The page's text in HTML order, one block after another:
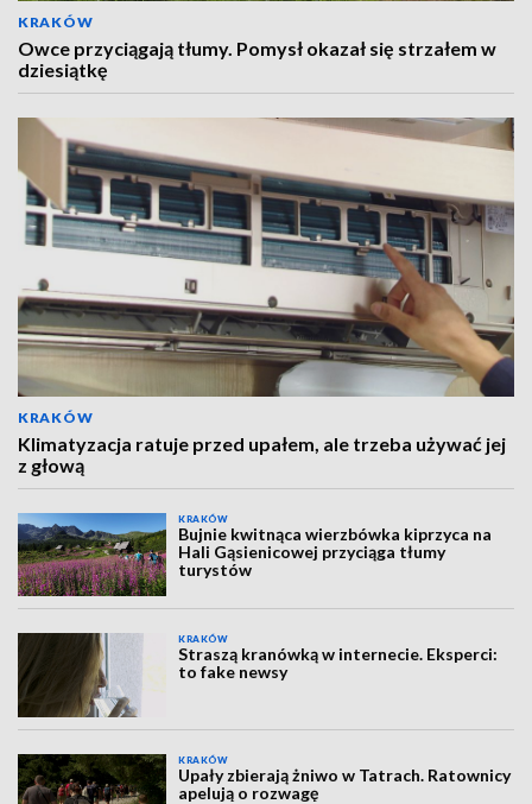
KRAKÓW
Owce przyciągają tłumy. Pomysł okazał się strzałem w
dziesiątkę
KRAKÓW
Klimatyzacja ratuje przed upałem, ale trzeba używać jej
z głową
KRAKÓW
Bujnie kwitnąca wierzbówka kiprzyca na
Hali Gąsienicowej przyciąga tłumy
turystów
KRAKÓW
Straszą kranówką w internecie. Eksperci:
to fake newsy
KRAKÓW
Upały zbierają żniwo w Tatrach. Ratownicy
apelują o rozwagę